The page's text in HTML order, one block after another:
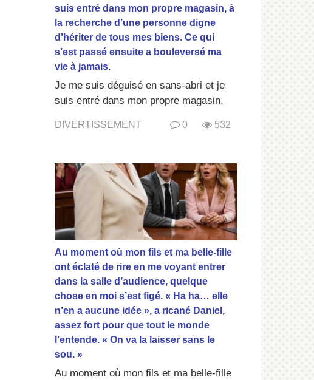
suis entré dans mon propre magasin, à
la recherche d’une personne digne
d’hériter de tous mes biens. Ce qui
s’est passé ensuite a bouleversé ma
vie à jamais.
Je me suis déguisé en sans-abri et je
suis entré dans mon propre magasin,
DIVERTISSEMENT 0 532
Au moment où mon fils et ma belle-fille
ont éclaté de rire en me voyant entrer
dans la salle d’audience, quelque
chose en moi s’est figé. « Ha ha… elle
n’en a aucune idée », a ricané Daniel,
assez fort pour que tout le monde
l’entende. « On va la laisser sans le
sou. »
Au moment où mon fils et ma belle-fille